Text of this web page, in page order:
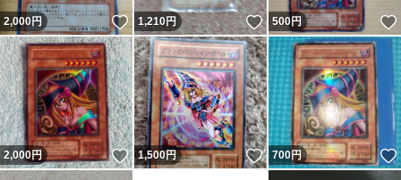
2,000円 いいね！
1,210円 いいね！
500円
2,000円 いいね！
1,500円 いいね！
700円